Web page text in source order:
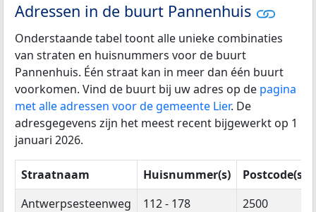
Adressen in de buurt Pannenhuis
Onderstaande tabel toont alle unieke combinaties
van straten en huisnummers voor de buurt
Pannenhuis. Één straat kan in meer dan één buurt
voorkomen. Vind de buurt bij uw adres op de pagina
met alle adressen voor de gemeente Lier. De
adresgegevens zijn het meest recent bijgewerkt op 1
januari 2026.
Straatnaam Huisnummer(s)
Postcode(s)
Antwerpsesteenweg
112 - 178
2500